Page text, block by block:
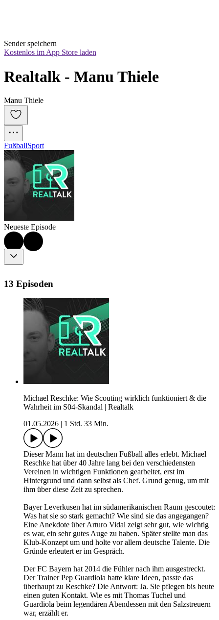
Sender speichern
Kostenlos im App Store laden
Realtalk - Manu Thiele
Manu Thiele
FußballSport
Neueste Episode
13 Episoden
Michael Reschke: Wie Scouting wirklich funktioniert & die
Wahrheit im S04-Skandal | Realtalk
01.05.2026
1 Std. 33 Min.
Dieser Mann hat im deutschen Fußball alles erlebt. Michael
Reschke hat über 40 Jahre lang bei den verschiedensten
Vereinen in wichtigen Funktionen gearbeitet, erst im
Hintergrund und dann selbst als Chef. Grund genug, um mit
ihm über diese Zeit zu sprechen.
Bayer Leverkusen hat im südamerikanischen Raum gescoutet:
Was hat sie so stark gemacht? Wie sind sie das angegangen?
Eine Anekdote über Arturo Vidal zeigt sehr gut, wie wichtig
es war, ein sehr gutes Auge zu haben. Später stellte man das
Klub-Konzept um und holte vor allem deutsche Talente. Die
Gründe erleutert er im Gespräch.
Der FC Bayern hat 2014 die Fühler nach ihm ausgestreckt.
Der Trainer Pep Guardiola hatte klare Ideen, passte das
überhaupt zu Reschke? Die Antwort: Ja. Sie pflegen bis heute
einen guten Kontakt. Wie es mit Thomas Tuchel und
Guardiola beim legendären Abendessen mit den Salzstreuern
war, erzählt er.